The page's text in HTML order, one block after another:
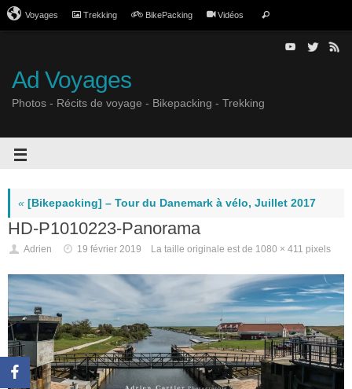
Voyages Trekking BikePacking Vidéos
Ad Voyages
Photos - Récits de voyage - Bikepacking - Trekking
« [Bikepacking] – Tour du Danemark à vélo, Juillet 2017
HD-P1010223-Panorama
Adrien 19 février 2019 La taille originale est de 1080 × 411 pixels